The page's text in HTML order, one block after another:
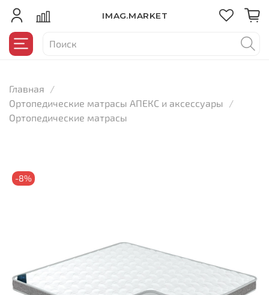
IMAG.MARKET
Главная
Ортопедические матрасы АПЕКС и аксессуары
Ортопедические матрасы
-8%